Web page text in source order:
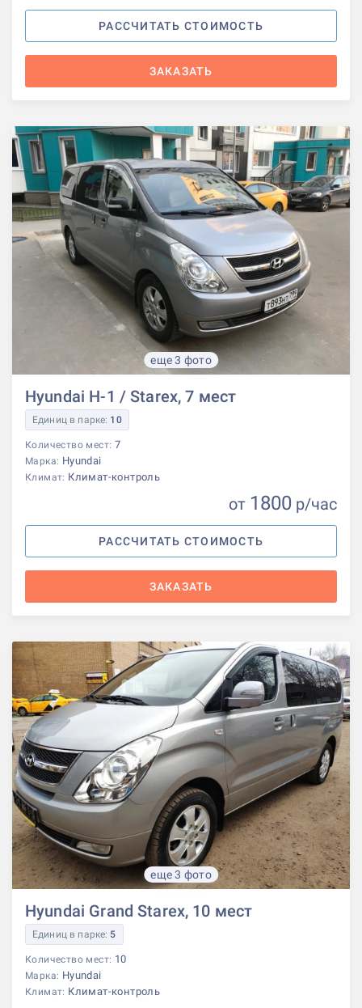
РАССЧИТАТЬ СТОИМОСТЬ
ЗАКАЗАТЬ
еще 3 фото
Hyundai H-1 / Starex, 7 мест
Единиц в парке: 10
Количество мест: 7
Марка: Hyundai
Климат: Климат-контроль
от 1800 р/час
РАССЧИТАТЬ СТОИМОСТЬ
ЗАКАЗАТЬ
еще 3 фото
Hyundai Grand Starex, 10 мест
Единиц в парке: 5
Количество мест: 10
Марка: Hyundai
Климат: Климат-контроль